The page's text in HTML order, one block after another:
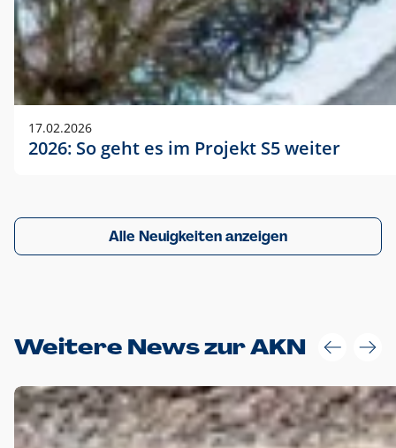
17.02.2026
2026: So geht es im Projekt S5 weiter
Alle Neuigkeiten anzeigen
Weitere News zur AKN